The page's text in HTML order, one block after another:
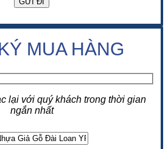
MUA HÀNG
lại với quý khách trong thời gian
ngắn nhất